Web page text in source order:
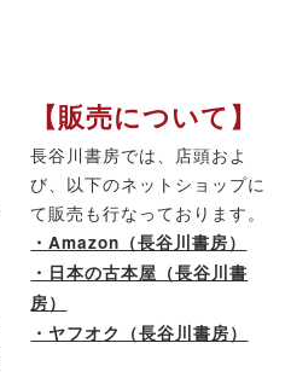
【販売について】
長谷川書房では、店頭およ
び、以下のネットショップに
て販売も行なっております。
・Amazon（長谷川書房）
・日本の古本屋（長谷川書
房）
・ヤフオク（長谷川書房）